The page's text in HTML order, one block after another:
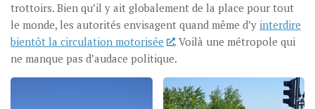
trottoirs. Bien qu’il y ait globalement de la place pour tout
le monde, les autorités envisagent quand même d’y interdire
bientôt la circulation motorisée
. Voilà une métropole qui
ne manque pas d’audace politique.